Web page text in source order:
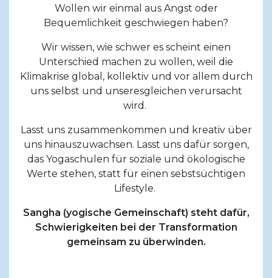
Wollen wir einmal aus Angst oder
Bequemlichkeit geschwiegen haben?
Wir wissen, wie schwer es scheint einen
Unterschied machen zu wollen, weil die
Klimakrise global, kollektiv und vor allem durch
uns selbst und unseresgleichen verursacht
wird.
Lasst uns zusammenkommen und kreativ über
uns hinauszuwachsen. Lasst uns dafür sorgen,
das Yogaschulen für soziale und ökologische
Werte stehen, statt für einen sebstsüchtigen
Lifestyle.
Sangha (yogische Gemeinschaft) steht dafür,
Schwierigkeiten bei der Transformation
gemeinsam zu überwinden.